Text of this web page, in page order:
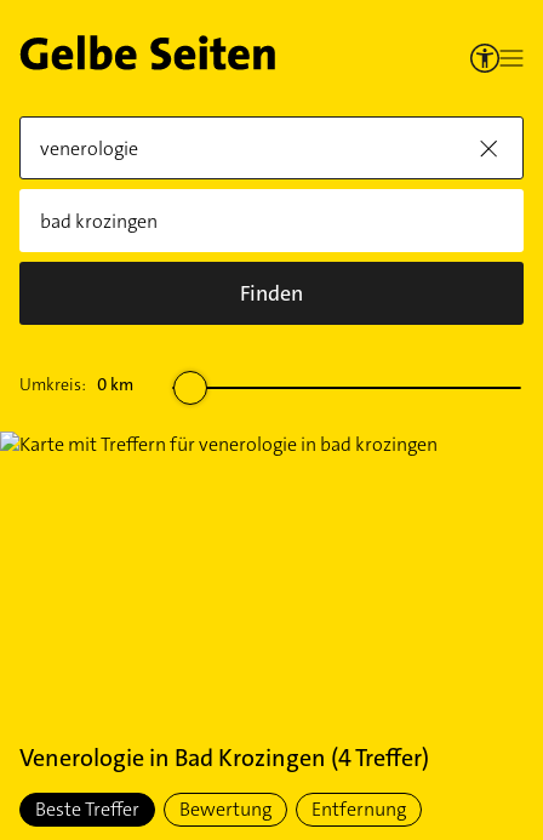
Finden
Umkreis: 0 km
Venerologiein Bad Krozingen (4Treffer)
Beste Treffer Bewertung Entfernung